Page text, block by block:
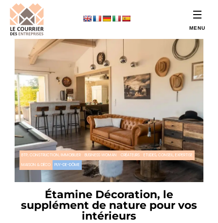
BTP, CONSTRUCTION, IMMOBILIER BUSINESS WOMAN CRÉATEURS
ETUDES, CONSEIL, EXPERTISE
MAISON & DÉCO
PUY-DE-DÔME
Étamine Décoration, le
supplément de nature pour vos
intérieurs